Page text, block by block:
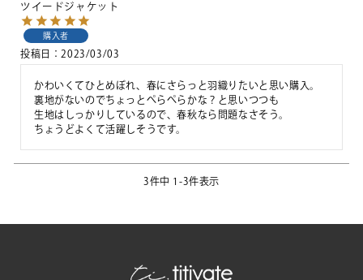
ツイードジャケット
購入者
投稿日 2023/03/03
かわいくてひとめぼれ、春にさらっと羽織りたいと思い購入。
裏地がないのでちょっとぺらぺらかな？と思いつつも
生地はしっかりしているので、春秋なら問題なさそう。
ちょうどよくて活躍しそうです。
3件中 1 -3件表示